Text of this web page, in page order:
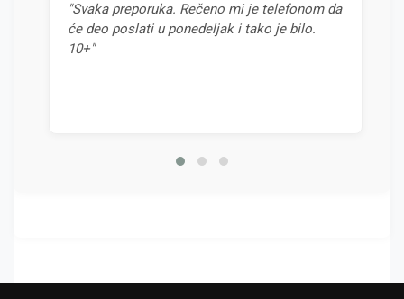
"Svaka preporuka. Rečeno mi je telefonom da
će deo poslati u ponedeljak i tako je bilo.
10+"